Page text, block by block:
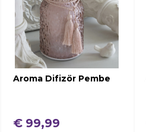
Aroma Difizör Pembe
€ 99,99